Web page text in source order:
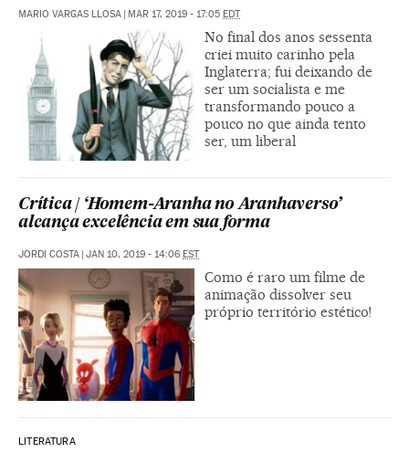
MARIO VARGAS LLOSA | MAR 17, 2019 - 17:05 EDT
No final dos anos sessenta
criei muito carinho pela
Inglaterra; fui deixando de
ser um socialista e me
transformando pouco a
pouco no que ainda tento
ser, um liberal
Crítica | ‘Homem-Aranha no Aranhaverso’
alcança excelência em sua forma
JORDI COSTA | JAN 10, 2019 - 14:06 EST
Como é raro um filme de
animação dissolver seu
próprio território estético!
LITERATURA